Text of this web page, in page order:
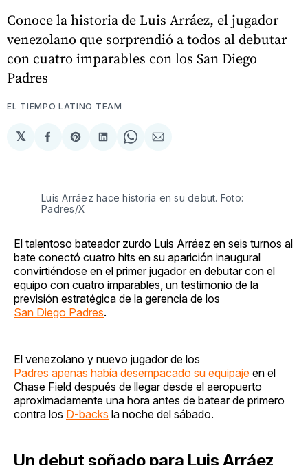
Conoce la historia de Luis Arráez, el jugador
venezolano que sorprendió a todos al debutar
con cuatro imparables con los San Diego
Padres
EL TIEMPO LATINO TEAM
𝕏
Compartir
en
Share
on
Compartir
en
Share
on
Compartir
via
Luis Arráez hace historia en su debut. Foto:
Padres/X
El talentoso bateador zurdo Luis Arráez en seis turnos al
bate conectó cuatro hits en su aparición inaugural
convirtiéndose en el primer jugador en debutar con el
equipo con cuatro imparables, un testimonio de la
previsión estratégica de la gerencia de los
San Diego Padres.
El venezolano y nuevo jugador de los
Padres apenas había desempacado su equipaje en el
Chase Field después de llegar desde el aeropuerto
aproximadamente una hora antes de batear de primero
contra los D-backs la noche del sábado.
Un debut soñado para Luis Arráez